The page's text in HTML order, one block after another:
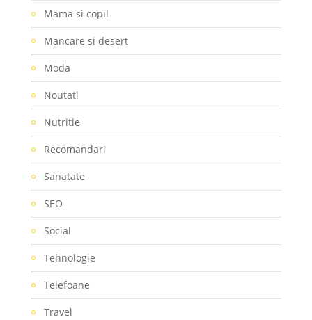
Mama si copil
Mancare si desert
Moda
Noutati
Nutritie
Recomandari
Sanatate
SEO
Social
Tehnologie
Telefoane
Travel